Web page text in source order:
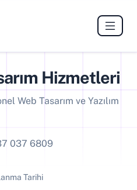
Hizmetleri
Web Tasarım ve Yazılım
037 6809
Tarihi